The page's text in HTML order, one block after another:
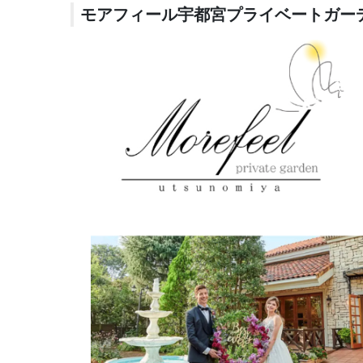
モアフィール宇都宮プライベートガー